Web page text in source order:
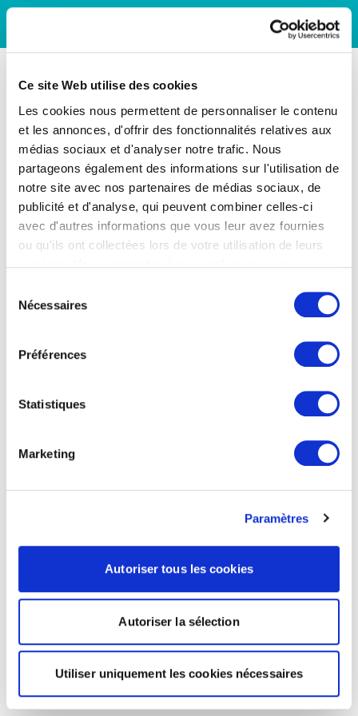
Ce site Web utilise des cookies
Les cookies nous permettent de personnaliser le contenu
et les annonces, d'offrir des fonctionnalités relatives aux
médias sociaux et d'analyser notre trafic. Nous
partageons également des informations sur l'utilisation de
notre site avec nos partenaires de médias sociaux, de
publicité et d'analyse, qui peuvent combiner celles-ci
avec d'autres informations que vous leur avez fournies
ou qu'ils ont collectées lors de votre utilisation de leurs
Nécessaires
Préférences
Statistiques
Marketing
Paramètres
Autoriser tous les cookies
Autoriser la sélection
Utiliser uniquement les cookies nécessaires